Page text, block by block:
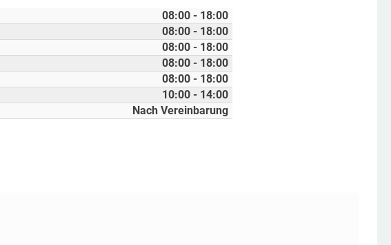
08:00 - 18:00
08:00 - 18:00
08:00 - 18:00
08:00 - 18:00
08:00 - 18:00
10:00 - 14:00
Nach Vereinbarung